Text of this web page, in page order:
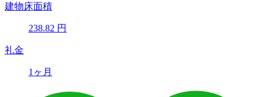
建物床面積
238.82 円
礼金
1ヶ月